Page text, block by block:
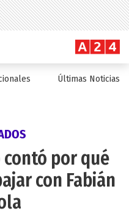
Últimas Noticias
contó por qué
con Fabián